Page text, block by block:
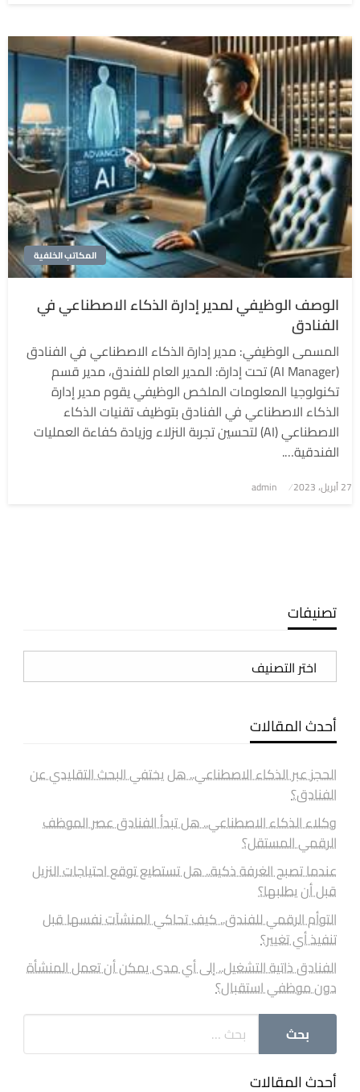
المكاتب الخلفية
الوصف الوظيفي لمدير إدارة الذكاء الاصطناعي في
الفنادق
المسمى الوظيفي: مدير إدارة الذكاء الاصطناعي في الفنادق
(AI Manager) تحت إدارة: المدير العام للفندق، مدير قسم
تكنولوجيا المعلومات الملخص الوظيفي يقوم مدير إدارة
الذكاء الاصطناعي في الفنادق بتوظيف تقنيات الذكاء
الاصطناعي (AI) لتحسين تجربة النزلاء وزيادة كفاءة العمليات
الفندقية….
نُشر
27 أبريل، 2023 admin
تصنيفات
تصنيفات
أحدث المقالات
الحجز عبر الذكاء الاصطناعي.. هل يختفي البحث التقليدي عن
الفنادق؟
وكلاء الذكاء الاصطناعي.. هل تبدأ الفنادق عصر الموظف
الرقمي المستقل؟
عندما تصبح الغرفة ذكية.. هل تستطيع توقع احتياجات النزيل
قبل أن يطلبها؟
التوأم الرقمي للفندق.. كيف تحاكي المنشآت نفسها قبل
تنفيذ أي تغيير؟
الفنادق ذاتية التشغيل.. إلى أي مدى يمكن أن تعمل المنشأة
دون موظفي استقبال؟
أحدث المقالات